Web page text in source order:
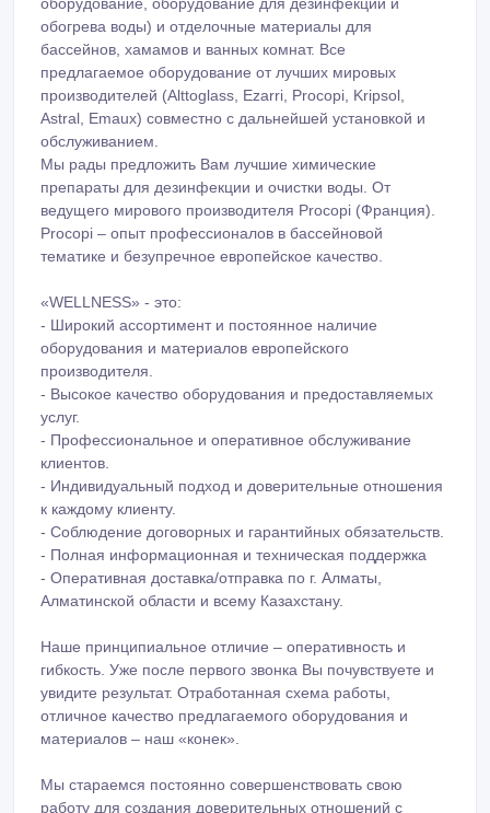
бассейнов, хамамов и ванных комнат. Все
предлагаемое оборудование от лучших мировых
производителей (Alttoglass, Ezarri, Procopi, Kripsol,
Astral, Emaux) совместно с дальнейшей установкой и
обслуживанием.
Мы рады предложить Вам лучшие химические
препараты для дезинфекции и очистки воды. От
ведущего мирового производителя Procopi (Франция).
Procopi – опыт профессионалов в бассейновой
тематике и безупречное европейское качество.
«WELLNESS» - это:
оборудования и материалов европейского
производителя.
- Высокое качество оборудования и предоставляемых
услуг.
- Профессиональное и оперативное обслуживание
клиентов.
- Индивидуальный подход и доверительные отношения
к каждому клиенту.
- Соблюдение договорных и гарантийных обязательств.
- Полная информационная и техническая поддержка
- Оперативная доставка/отправка по г. Алматы,
Алматинской области и всему Казахстану.
Наше принципиальное отличие – оперативность и
увидите результат. Отработанная схема работы,
отличное качество предлагаемого оборудования и
материалов – наш «конек».
Мы стараемся постоянно совершенствовать свою
клиентами, стремимся к тому, чтобы каждый наш